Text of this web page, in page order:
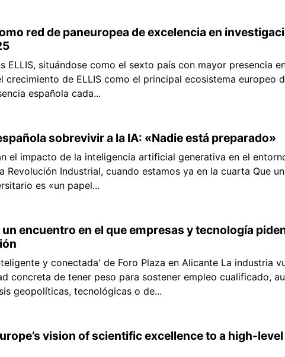
red de paneuropea de excelencia en
ELLIS, situándose como el sexto país con mayor presencia
crecimiento de ELLIS como el principal ecosistema europeo
española cada...
sobrevivir a la IA: «Nadie está preparado»
el impacto de la inteligencia artificial generativa en el
Revolución Industrial, cuando estamos ya en la cuarta Que
es «un papel...
encuentro en el que empresas y tecnología
y conectada' de Foro Plaza en Alicante La industria
concreta de tener peso para sostener empleo cualificado,
geopolíticas, tecnológicas o de...
vision of scientific excellence to a high-